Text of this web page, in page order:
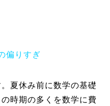
偏りすぎ
夏休み前に数学の基礎
時期の多くを数学に費